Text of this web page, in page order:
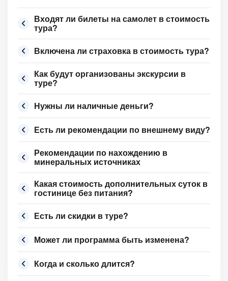
Входят ли билеты на самолет в стоимость
тура?
Включена ли страховка в стоимость тура?
Как будут организованы экскурсии в
туре?
Нужны ли наличные деньги?
Есть ли рекомендации по внешнему виду?
Рекомендации по нахождению в
минеральных источниках
Какая стоимость дополнительных суток в
гостинице без питания?
Есть ли скидки в туре?
Может ли программа быть изменена?
Когда и сколько длится?